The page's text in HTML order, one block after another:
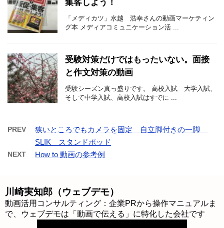
集客しよう！
「メディカツ」水越 浩幸さんの動画マーケティン
グ本 メディアコミュニケーション活 ...
受験対策だけではもったいない。面接
と作文対策の動画
受験シーズン真っ盛りです。 高校入試 大学入試、
そして中学入試、高校入試はすでに ...
PREV
狭いところでもカメラを固定 自立脚付きの一脚
SLIK スタンドポッド
NEXT How to 動画の参考例
川崎実知郎（ウェブデモ）
動画活用コンサルティング：企業PRから操作マニュアルま
で、ウェブデモは「動画で伝える」に特化した会社です